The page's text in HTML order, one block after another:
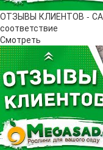
ОТЗЫВЫ КЛИЕНТОВ -
соответствие
Смотреть